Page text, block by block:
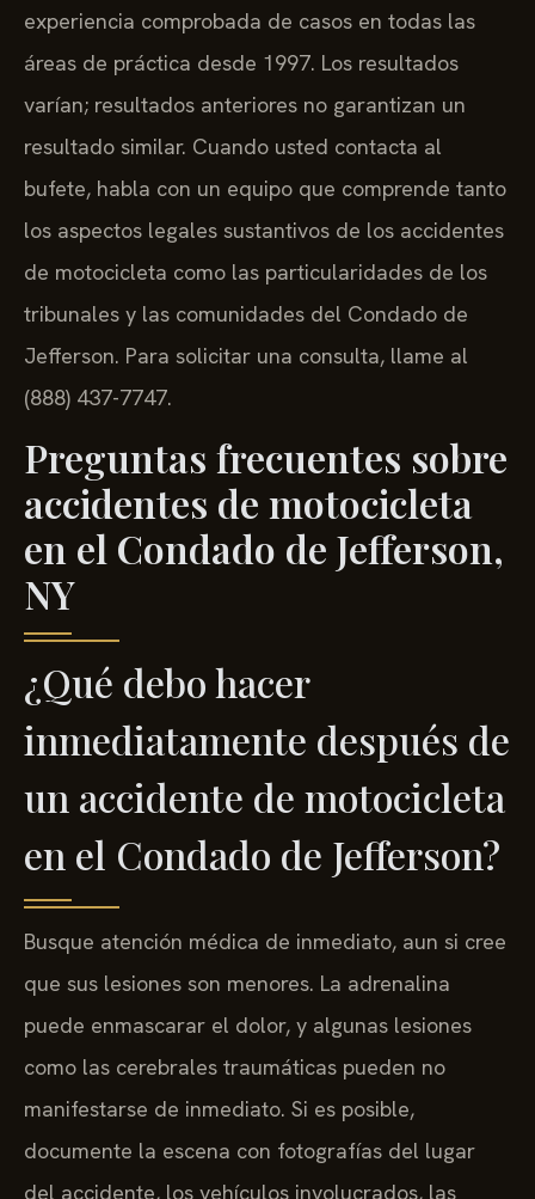
experiencia comprobada de casos en todas las
áreas de práctica desde 1997. Los resultados
varían; resultados anteriores no garantizan un
resultado similar. Cuando usted contacta al
bufete, habla con un equipo que comprende tanto
los aspectos legales sustantivos de los accidentes
de motocicleta como las particularidades de los
tribunales y las comunidades del Condado de
Jefferson. Para solicitar una consulta, llame al
(888) 437-7747.
Preguntas frecuentes sobre
accidentes de motocicleta
en el Condado de Jefferson,
NY
¿Qué debo hacer
inmediatamente después de
un accidente de motocicleta
en el Condado de Jefferson?
Busque atención médica de inmediato, aun si cree
que sus lesiones son menores. La adrenalina
puede enmascarar el dolor, y algunas lesiones
como las cerebrales traumáticas pueden no
manifestarse de inmediato. Si es posible,
documente la escena con fotografías del lugar
del accidente, los vehículos involucrados, las